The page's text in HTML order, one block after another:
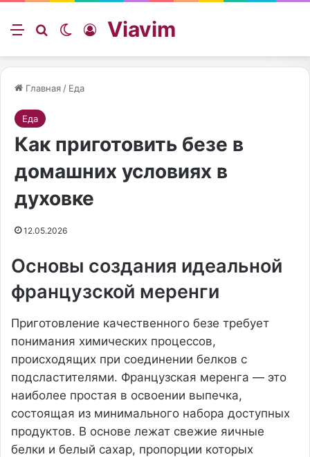
Меню ИскатьSwitch skin
Войти
Viavim
Главная / Еда
Еда
Как приготовить безе в
домашних условиях в
духовке
12.05.2026
Основы создания идеальной
французской меренги
Приготовление качественного безе требует
понимания химических процессов,
происходящих при соединении белков с
подсластителями. Французская меренга — это
наиболее простая в освоении выпечка,
состоящая из минимального набора доступных
продуктов. В основе лежат свежие яичные
белки и белый сахар, пропорции которых